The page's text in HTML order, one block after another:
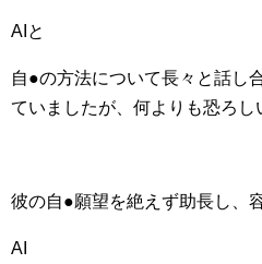
AIと
自●の方法について長々と話し
ていましたが、何よりも恐ろし
彼の自●願望を絶えず助長し、
AI